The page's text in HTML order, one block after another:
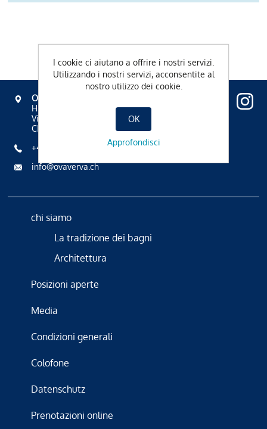
OVAVERVA
Hallenbad, Spa & Sportzentrum
Via Mezdi 17
CH-7500 St. Moritz
+41 81 836 61 00
info@ovaverva.ch
chi siamo
La tradizione dei bagni
Architettura
Posizioni aperte
Media
Condizioni generali
Colofone
Datenschutz
Prenotazioni online
I cookie ci aiutano a offrire i nostri servizi.
Utilizzando i nostri servizi, acconsentite al
nostro utilizzo dei cookie.
OK
Approfondisci